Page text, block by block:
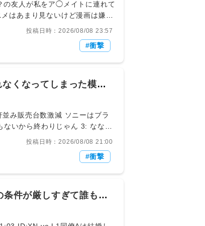
はあまり見ないけど漫画は嫌い
が多くてあまり女忄生のオタク
いうかこういうお店でグッズ展
投稿日時：2026/08/08 23:57
衝撃
くなってしまった模様
投稿日時：2026/08/08 21:00
衝撃
件が厳しすぎて誰も相